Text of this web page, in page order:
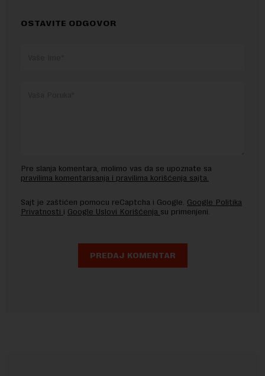
OSTAVITE ODGOVOR
Pre slanja komentara, molimo vas da se upoznate sa
pravilima komentarisanja i pravilima korišćenja sajta.
Sajt je zaštićen pomocu reCaptcha i Google. Google Politika
Privatnosti i Google Uslovi Korišćenja su primenjeni.